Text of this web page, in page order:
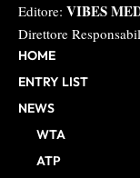
Editore: VIBES
Direttore
HOME
ENTRY LIST
NEWS
WTA
ATP